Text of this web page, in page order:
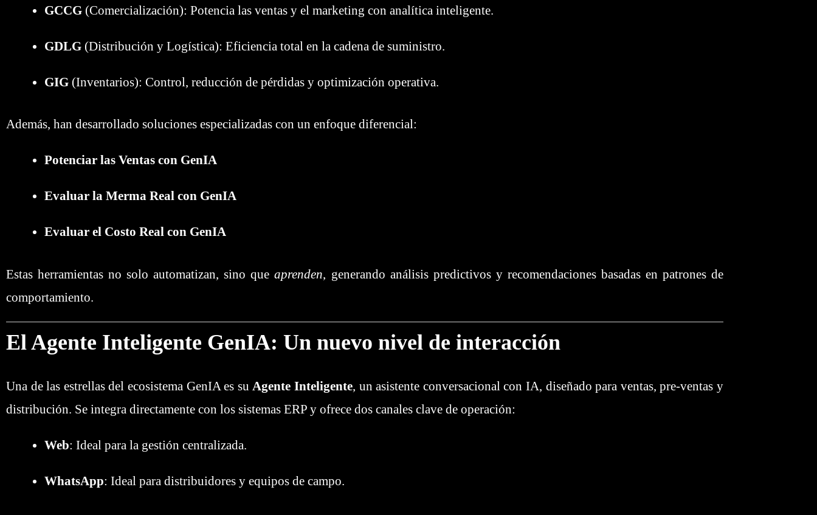
GCCG (Comercialización): Potencia las ventas y el marketing con analítica inteligente.
GDLG (Distribución y Logística): Eficiencia total en la cadena de suministro.
GIG (Inventarios): Control, reducción de pérdidas y optimización operativa.
Además, han desarrollado soluciones especializadas con un enfoque diferencial:
Potenciar las Ventas con GenIA
Evaluar la Merma Real con GenIA
Evaluar el Costo Real con GenIA
Estas herramientas no solo automatizan, sino queaprenden, generando análisis predictivos y recomendaciones basadas en patrones de
comportamiento.
El Agente Inteligente GenIA: Un nuevo nivel de interacción
Una de las estrellas del ecosistema GenIA es su Agente Inteligente, un asistente conversacional con IA, diseñado para ventas, pre-ventas y
distribución. Se integra directamente con los sistemas ERP y ofrece dos canales clave de operación:
Web: Ideal para la gestión centralizada.
WhatsApp: Ideal para distribuidores y equipos de campo.